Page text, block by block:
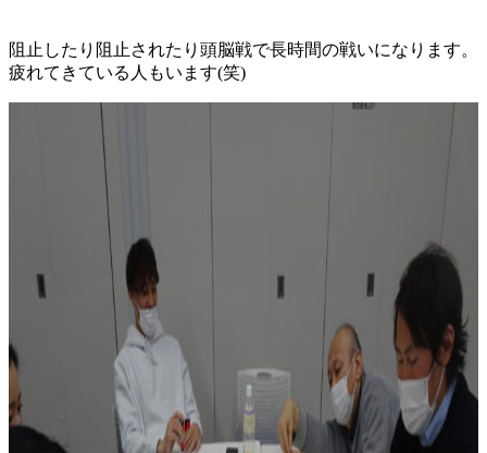
阻止したり阻止されたり頭脳戦で長時間の戦いになります。
疲れてきている人もいます(笑)